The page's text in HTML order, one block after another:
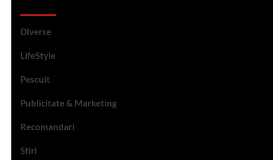
Diverse
LifeStyle
Pescuit
Publicitate & Marketing
Recomandari
Stiri